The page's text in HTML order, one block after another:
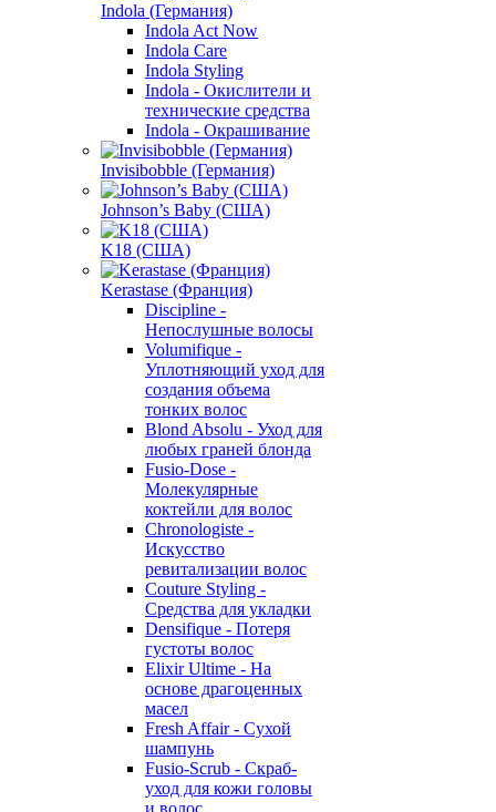
Indola (Германия)
Indola Act Now
Indola Care
Indola Styling
Indola - Окислители и
технические средства
Indola - Окрашивание
Invisibobble (Германия)
Johnson’s Baby (США)
K18 (США)
Kerastase (Франция)
Discipline -
Непослушные волосы
Volumifique -
Уплотняющий уход для
создания объема
тонких волос
Blond Absolu - Уход для
любых граней блонда
Fusio-Dose -
Молекулярные
коктейли для волос
Chronologiste -
Искусство
ревитализации волос
Couture Styling -
Средства для укладки
Densifique - Потеря
густоты волос
Elixir Ultime - На
основе драгоценных
масел
Fresh Affair - Сухой
шампунь
Fusio-Scrub - Скраб-
уход для кожи головы
и волос